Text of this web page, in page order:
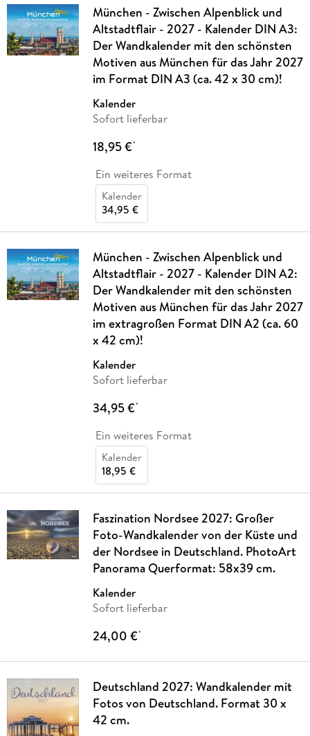
München - Zwischen Alpenblick und
Altstadtflair - 2027 - Kalender DIN A3:
Der Wandkalender mit den schönsten
Motiven aus München für das Jahr 2027
im Format DIN A3 (ca. 42 x 30 cm)!
Kalender
Sofort lieferbar
18,95 €*
Ein weiteres Format
Kalender
34,95 €
München - Zwischen Alpenblick und
Altstadtflair - 2027 - Kalender DIN A2:
Der Wandkalender mit den schönsten
Motiven aus München für das Jahr 2027
im extragroßen Format DIN A2 (ca. 60
x 42 cm)!
Kalender
Sofort lieferbar
34,95 €*
Ein weiteres Format
Kalender
18,95 €
Faszination Nordsee 2027: Großer
Foto-Wandkalender von der Küste und
der Nordsee in Deutschland. PhotoArt
Panorama Querformat: 58x39 cm.
Kalender
Sofort lieferbar
24,00 €*
Deutschland 2027: Wandkalender mit
Fotos von Deutschland. Format 30 x
42 cm.